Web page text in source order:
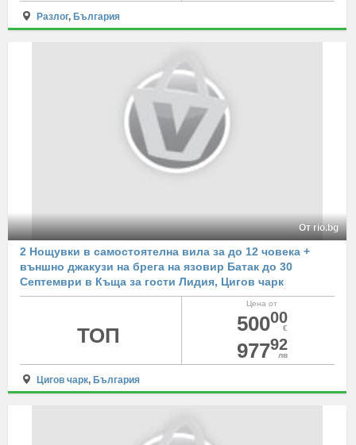
Разлог, България
От rio.bg
2 Нощувки в самостоятелна вила за до 12 човека +
външно джакузи на брега на язовир Батак до 30
Септември в Къща за гости Лидия, Цигов чарк
Цена от
50000
€
97792
лв
ТОП
Цигов чарк, България